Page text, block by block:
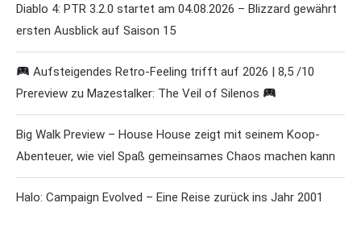
Diablo 4: PTR 3.2.0 startet am 04.08.2026 – Blizzard gewährt
ersten Ausblick auf Saison 15
Aufsteigendes Retro-Feeling trifft auf 2026 | 8,5 /10
Prereview zu Mazestalker: The Veil of Silenos
Big Walk Preview – House House zeigt mit seinem Koop-
Abenteuer, wie viel Spaß gemeinsames Chaos machen kann
Halo: Campaign Evolved – Eine Reise zurück ins Jahr 2001